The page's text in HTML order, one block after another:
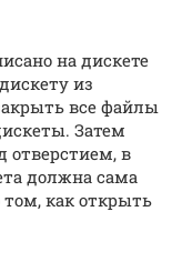
на дискете
из
все файлы
Затем
отверстием, в
должна сама
том, как открыть